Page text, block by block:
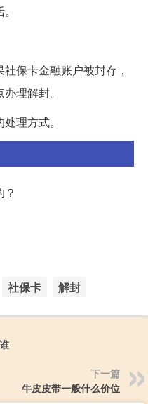
保卡金融账户被封存，
理解封。
理方式。
社保卡 解封
下一篇
牛皮皮带一般什么价位